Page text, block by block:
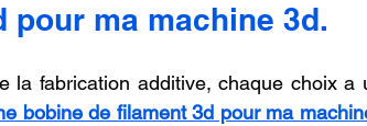
pour ma machine 3d.
la fabrication additive, chaque choix
bobine de filament 3d pour ma